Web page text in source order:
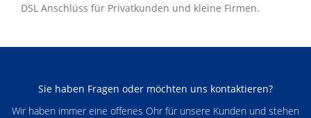
DSL Anschlüss für Privatkunden und kleine Firmen.
Sie haben Fragen oder möchten uns kontaktieren?
Wir haben immer eine offenes Ohr für unsere Kunden und stehen